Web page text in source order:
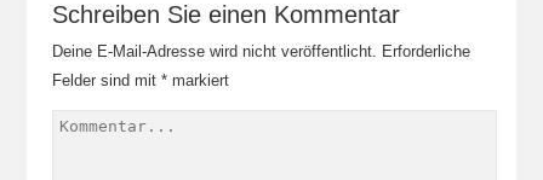
Schreiben Sie einen Kommentar
Deine E-Mail-Adresse wird nicht veröffentlicht. Erforderliche
Felder sind mit *markiert